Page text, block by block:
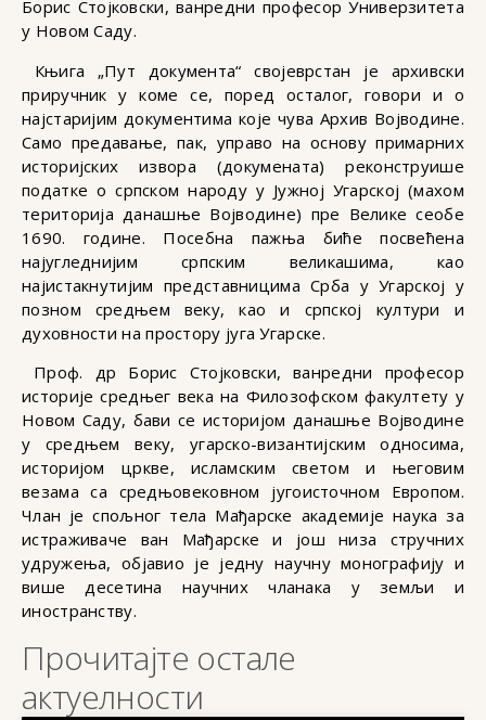
Борис Стојковски, ванредни професор Универзитета
у Новом Саду.
Књига „Пут документа“ својеврстан је архивски
приручник у коме се, поред осталог, говори и о
најстаријим документима које чува Архив Војводине.
Само предавање, пак, управо на основу примарних
историјских извора (докумената) реконструише
податке о српском народу у Јужној Угарској (махом
територија данашње Војводине) пре Велике сеобе
1690. године. Посебна пажња биће посвећена
најугледнијим српским великашима, као
најистакнутијим представницима Срба у Угарској у
позном средњем веку, као и српској култури и
духовности на простору југа Угарске.
Проф. др Борис Стојковски, ванредни професор
историје средњег века на Филозофском факултету у
Новом Саду, бави се историјом данашње Војводине
у средњем веку, угарско-византијским односима,
историјом цркве, исламским светом и његовим
везама са средњовековном југоисточном Европом.
Члан је спољног тела Мађарске академије наука за
истраживаче ван Мађарске и још низа стручних
удружења, објавио је једну научну монографију и
више десетина научних чланака у земљи и
иностранству.
Прочитајте остале
актуелности